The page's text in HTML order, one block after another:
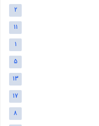
2
11
1
5
13
17
8